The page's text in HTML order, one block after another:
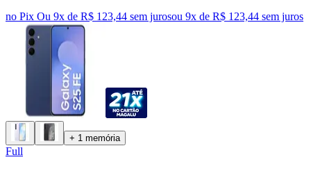
no Pix Ou 9x de R$ 123,44 sem jurosou 9x de R$ 123,44 sem juros
+ 1 memória
Full